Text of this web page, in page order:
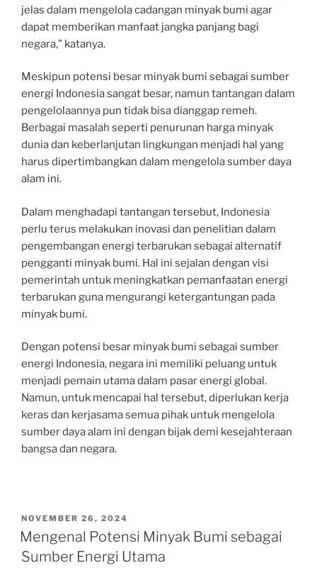
jelas dalam mengelola cadangan minyak bumi agar
dapat memberikan manfaat jangka panjang bagi
negara,” katanya.
Meskipun potensi besar minyak bumi sebagai sumber
energi Indonesia sangat besar, namun tantangan dalam
pengelolaannya pun tidak bisa dianggap remeh.
Berbagai masalah seperti penurunan harga minyak
dunia dan keberlanjutan lingkungan menjadi hal yang
harus dipertimbangkan dalam mengelola sumber daya
alam ini.
Dalam menghadapi tantangan tersebut, Indonesia
perlu terus melakukan inovasi dan penelitian dalam
pengembangan energi terbarukan sebagai alternatif
pengganti minyak bumi. Hal ini sejalan dengan visi
pemerintah untuk meningkatkan pemanfaatan energi
terbarukan guna mengurangi ketergantungan pada
minyak bumi.
Dengan potensi besar minyak bumi sebagai sumber
energi Indonesia, negara ini memiliki peluang untuk
menjadi pemain utama dalam pasar energi global.
Namun, untuk mencapai hal tersebut, diperlukan kerja
keras dan kerjasama semua pihak untuk mengelola
sumber daya alam ini dengan bijak demi kesejahteraan
bangsa dan negara.
POSTED
ON
NOVEMBER 26, 2024
Mengenal Potensi Minyak Bumi sebagai
Sumber Energi Utama